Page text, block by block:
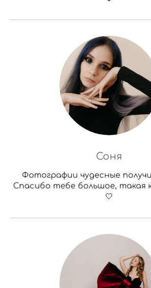
Соня
Фотографии чудесные
Спасибо тебе большое, такая
🤍